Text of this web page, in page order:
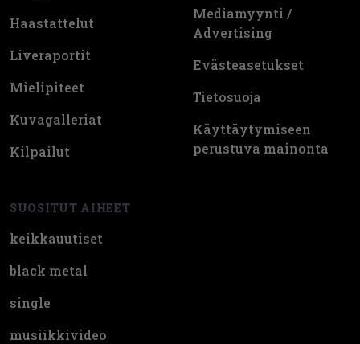
Haastattelut
Liveraportit
Mielipiteet
Kuvagalleriat
Kilpailut
SUOSITUT AIHEET
keikkauutiset
black metal
single
musiikkivideo
Mediamyynti /
Advertising
Evästeasetukset
Tietosuoja
Käyttäytymiseen
perustuva mainonta